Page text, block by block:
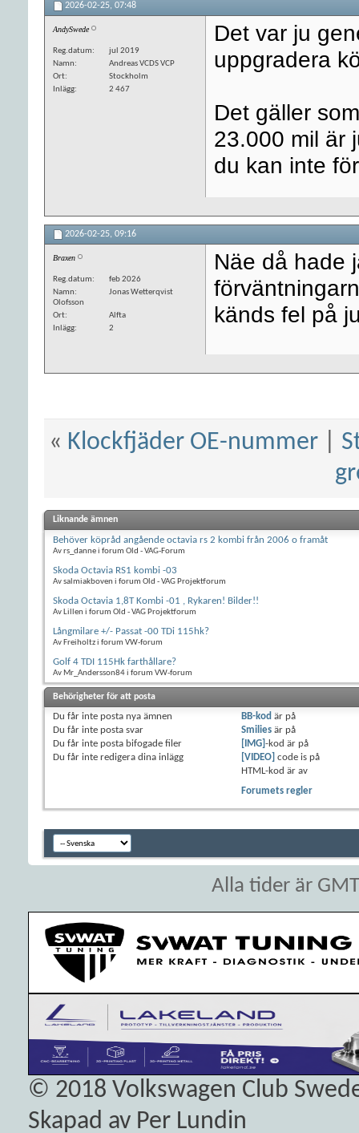
2026-02-25, 07:48
AndySwede
Reg.datum
jul 2019
Namn
Andreas VCDS VCP
Ort
Stockholm
Inlägg
2 467
Det var ju
uppgradera
Det gäller
23.000 mil är
du kan inte
2026-02-25, 09:16
Braxen
Reg.datum
feb 2026
Namn
Jonas Wetterqvist
Olofsson
Ort
Alfta
Inlägg
2
Näe då hade
känds fel på
« Klockfjäder OE-nummer
Liknande ämnen
Behöver köpråd angående octavia rs 2 kombi från 2006 o framåt
Av rs_danne i forum Old - VAG-Forum
Skoda Octavia RS1 kombi -03
Av salmiakboven i forum Old - VAG Projektforum
Skoda Octavia 1,8T Kombi -01 , Rykaren! Bilder!!
Av Lillen i forum Old - VAG Projektforum
Långmilare +/- Passat -00 TDi 115hk?
Av Freiholtz i forum VW-forum
Golf 4 TDI 115Hk farthållare?
Av Mr_Andersson84 i forum VW-forum
Behörigheter för att posta
Du får inte posta nya ämnen
Du får inte posta svar
Du får inte posta bifogade filer
Du får inte redigera dina inlägg
BB-kod är på
Smiliesär på
[IMG] -kod är på
[VIDEO] code is på
HTML-kod är av
Forumets regler
Alla tider är
© 2018 Volkswagen Club
Skapad av Per Lundin